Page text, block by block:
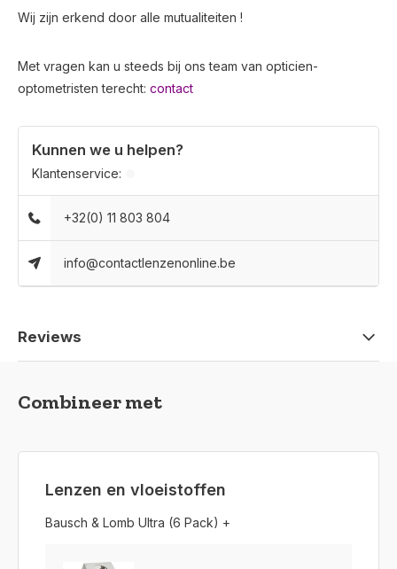
Wij zijn erkend door alle mutualiteiten !
Met vragen kan u steeds bij ons team van opticien-
optometristen terecht: contact
Kunnen we u helpen?
Klantenservice:
+32(0) 11 803 804
info@contactlenzenonline.be
Reviews
Combineer met
Lenzen en vloeistoffen
Bausch & Lomb Ultra (6 Pack) +